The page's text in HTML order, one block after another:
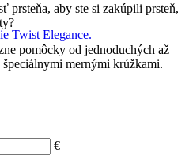
Twist Elegance.
aby ste si zakúpili prsteň,
pomôcky od jednoduchých až
špeciálnymi mernými krúžkami.
€